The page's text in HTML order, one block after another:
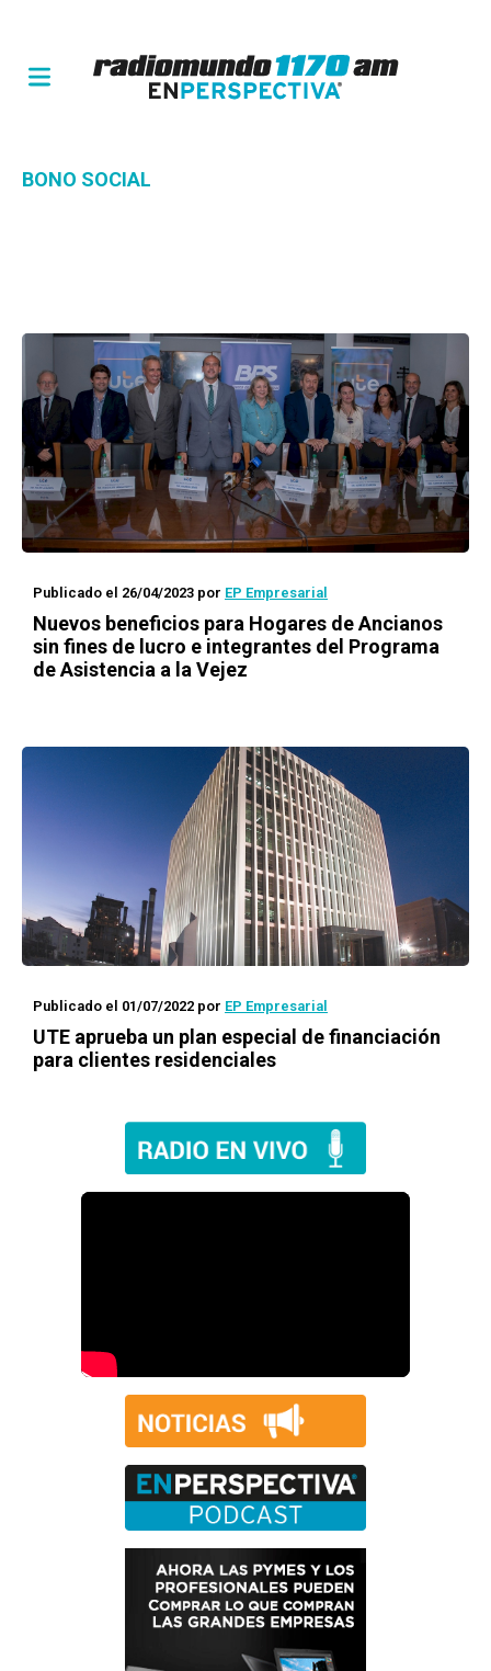
BONO SOCIAL
Publicado el 26/04/2023 por EP Empresarial
Nuevos beneficios para Hogares de Ancianos
sin fines de lucro e integrantes del Programa
de Asistencia a la Vejez
Publicado el 01/07/2022 por EP Empresarial
UTE aprueba un plan especial de financiación
para clientes residenciales